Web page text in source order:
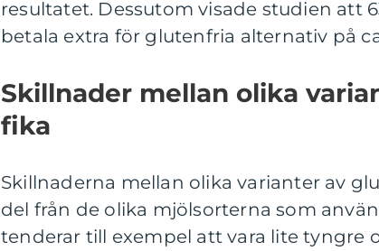
resultatet. Dessutom visade studien att
betala extra för glutenfria alternativ på
Skillnader mellan olika
fika
Skillnaderna mellan olika varianter av
del från de olika mjölsorterna som
tenderar till exempel att vara lite tyngre